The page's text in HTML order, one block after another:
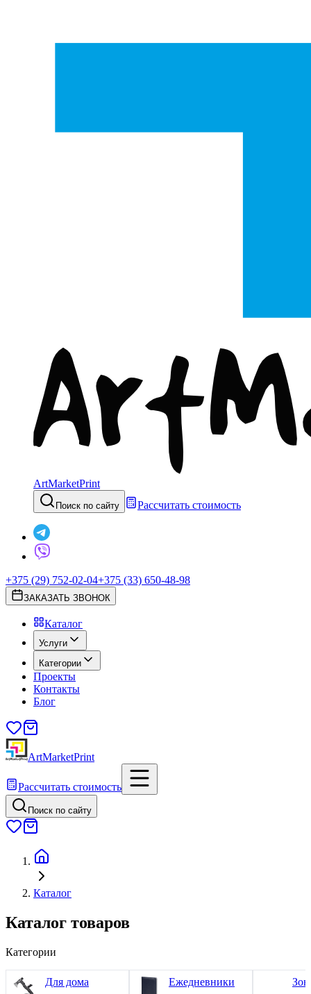
ArtMarketPrint
Поиск по сайту Рассчитать стоимость
+375 (29) 752-02-04+375 (33) 650-48-98
ЗАКАЗАТЬ ЗВОНОК
Каталог
Услуги
Категории
Проекты
Контакты
Блог
ArtMarketPrint
Рассчитать стоимость
Поиск по сайту
Каталог
Каталог товаров
Категории
Для дома Ежедневники